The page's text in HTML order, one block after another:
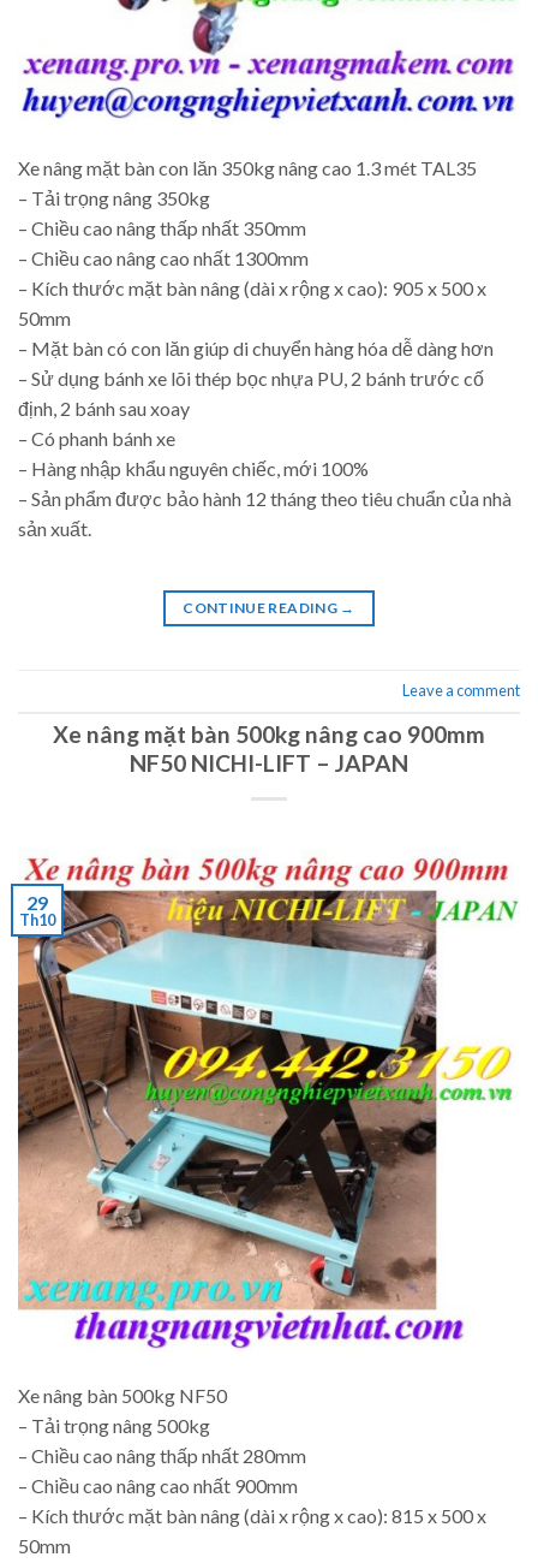
Xe nâng mặt bàn con lăn 350kg nâng cao 1.3 mét TAL35
– Tải trọng nâng 350kg
– Chiều cao nâng thấp nhất 350mm
– Chiều cao nâng cao nhất 1300mm
– Kích thước mặt bàn nâng (dài x rộng x cao): 905 x 500 x
50mm
– Mặt bàn có con lăn giúp di chuyển hàng hóa dễ dàng hơn
– Sử dụng bánh xe lõi thép bọc nhựa PU, 2 bánh trước cố
định, 2 bánh sau xoay
– Có phanh bánh xe
– Hàng nhập khẩu nguyên chiếc, mới 100%
– Sản phẩm được bảo hành 12 tháng theo tiêu chuẩn của nhà
sản xuất.
CONTINUE READING →
Leave a comment
Xe nâng mặt bàn 500kg nâng cao 900mm
NF50 NICHI-LIFT – JAPAN
29
Th10
Xe nâng bàn 500kg NF50
– Tải trọng nâng 500kg
– Chiều cao nâng thấp nhất 280mm
– Chiều cao nâng cao nhất 900mm
– Kích thước mặt bàn nâng (dài x rộng x cao): 815 x 500 x
50mm